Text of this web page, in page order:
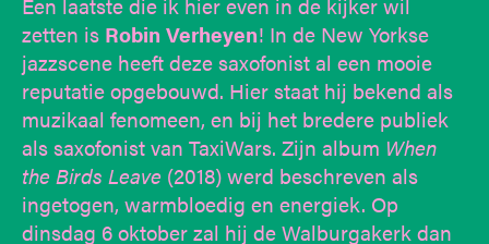
zetten is Robin Verheyen! In de New Yorkse
jazzscene heeft deze saxofonist al een mooie
reputatie opgebouwd. Hier staat hij bekend als
muzikaal fenomeen, en bij het bredere publiek
als saxofonist van TaxiWars. Zijn album When
the Birds Leave (2018) werd beschreven als
ingetogen, warmbloedig en energiek. Op
dinsdag 6 oktober zal hij de Walburgakerk dan